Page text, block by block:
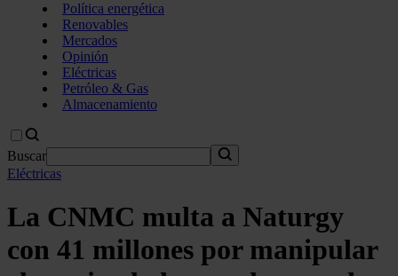
Política energética
Renovables
Mercados
Opinión
Eléctricas
Petróleo & Gas
Almacenamiento
Buscar
Eléctricas
La CNMC multa a Naturgy
con 41 millones por manipular